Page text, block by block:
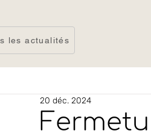
les actualités
20 déc. 2024